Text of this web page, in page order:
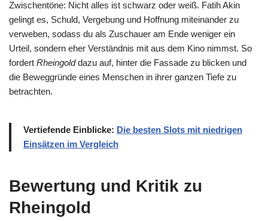
Zwischentöne: Nicht alles ist schwarz oder weiß. Fatih Akin
gelingt es, Schuld, Vergebung und Hoffnung miteinander zu
verweben, sodass du als Zuschauer am Ende weniger ein
Urteil, sondern eher Verständnis mit aus dem Kino nimmst. So
fordert Rheingolddazu auf, hinter die Fassade zu blicken und
die Beweggründe eines Menschen in ihrer ganzen Tiefe zu
betrachten.
Vertiefende Einblicke: Die besten Slots mit niedrigen
Einsätzen im Vergleich
Bewertung und Kritik zu
Rheingold